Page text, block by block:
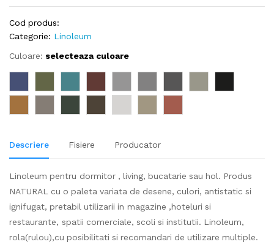
Cod produs:
Categorie: Linoleum
Culoare: selecteaza culoare
Descriere Fisiere Producator
Linoleum pentru dormitor , living, bucatarie sau hol. Produs
NATURAL cu o paleta variata de desene, culori, antistatic si
ignifugat, pretabil utilizarii in magazine ,hoteluri si
restaurante, spatii comerciale, scoli si institutii. Linoleum,
rola(rulou),cu posibilitati si recomandari de utilizare multiple.